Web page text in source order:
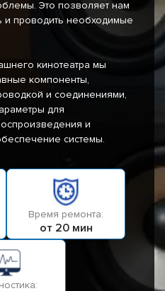
Это позволяет нам
и проводить необходимые
кинотеатра мы
компоненты,
и соединениями,
для
и
системы.
Время ремонта:
от 20 мин